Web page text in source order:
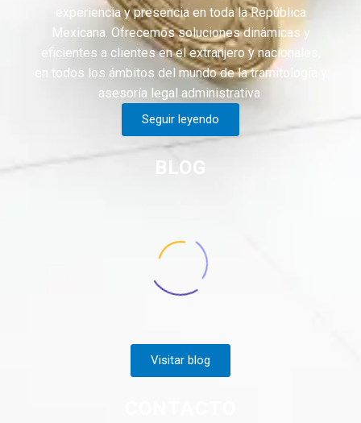
experiencia y presencia en toda la República
Mexicana. Ofrecemos soluciones dinámicas y
eficientes a clientes en el extranjero y nacionales,
en todos los ámbitos del mundo de la tramitología y
asesoría legal administrativa.
Seguir leyendo
BLOG
Visitar blog